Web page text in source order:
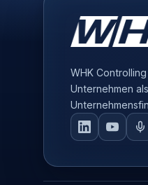
WHK
Unternehmen